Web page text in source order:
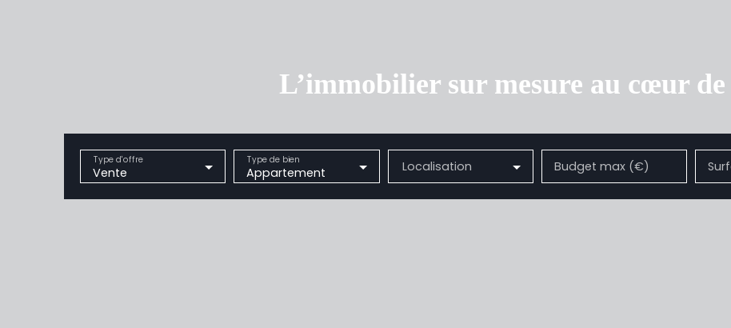
L’immobilier sur mesure au cœur
Vente
Type d'offre
Appartement
Type de bien Localisation Budget max (€)